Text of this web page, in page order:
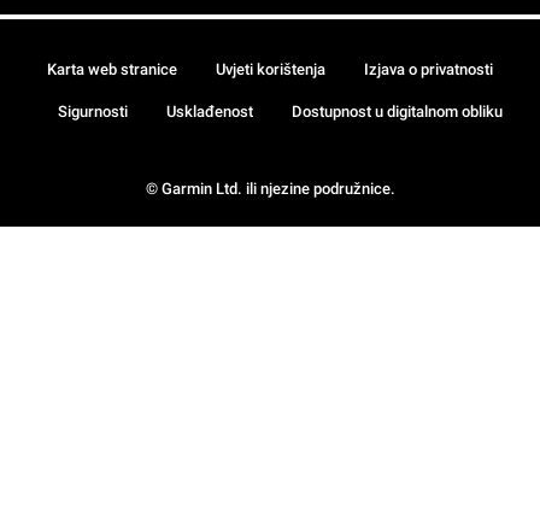
© Garmin Ltd. ili njezine podružnice.
Karta web stranice Uvjeti korištenja Izjava o privatnosti
Sigurnosti Usklađenost Dostupnost u digitalnom obliku